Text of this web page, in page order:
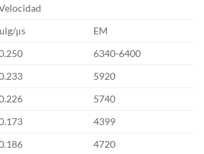
μs
EM
6340-6400
5920
5740
4399
4720